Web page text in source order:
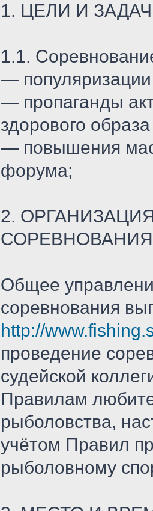
1. ЦЕЛИ И
1.1.
—
— пропаганды
здорового
— повышения
форума;
2.
СОРЕВНОВАНИЯ
Общее
соревнования
http://
проведение
судейской
Правилам
рыболовства,
учётом Правил
рыболовному